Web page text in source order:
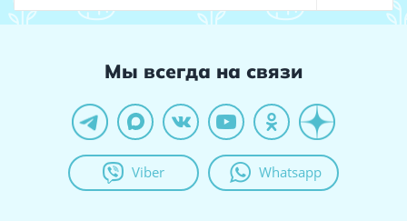
Мы всегда на связи
Viber Whatsapp